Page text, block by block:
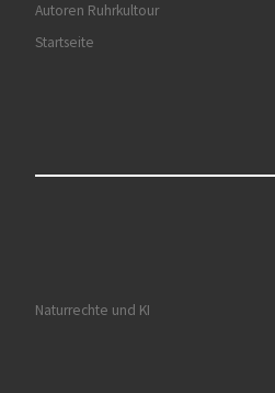
Autoren Ruhrkultour
Startseite
Naturrechte und KI